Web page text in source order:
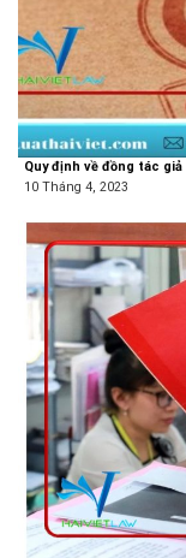
Quy định về đồng tác giả
10 Tháng 4, 2023